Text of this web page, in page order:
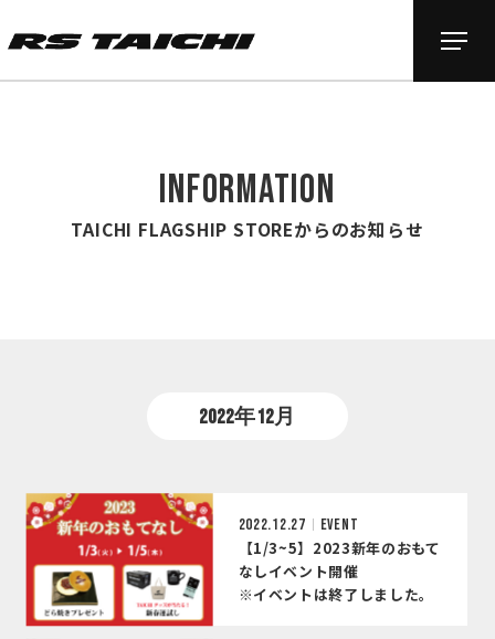
INFORMATION
TAICHI FLAGSHIP STOREからのお知らせ
2022年12月
2022.12.27 EVENT
【1/3~5】2023新年のおもて
なしイベント開催
※イベントは終了しました。